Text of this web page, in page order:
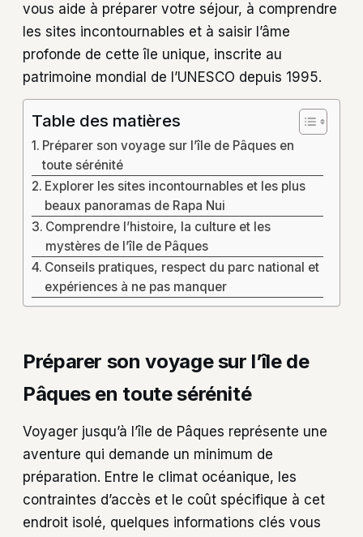
vous aide à préparer votre séjour, à comprendre
les sites incontournables et à saisir l’âme
profonde de cette île unique, inscrite au
patrimoine mondial de l’UNESCO depuis 1995.
Table des matières
Préparer son voyage sur l’île de Pâques en
toute sérénité
Explorer les sites incontournables et les plus
beaux panoramas de Rapa Nui
Comprendre l’histoire, la culture et les
mystères de l’île de Pâques
Conseils pratiques, respect du parc national et
expériences à ne pas manquer
Préparer son voyage sur l’île de
Pâques en toute sérénité
Voyager jusqu’à l’île de Pâques représente une
aventure qui demande un minimum de
préparation. Entre le climat océanique, les
contraintes d’accès et le coût spécifique à cet
endroit isolé, quelques informations clés vous